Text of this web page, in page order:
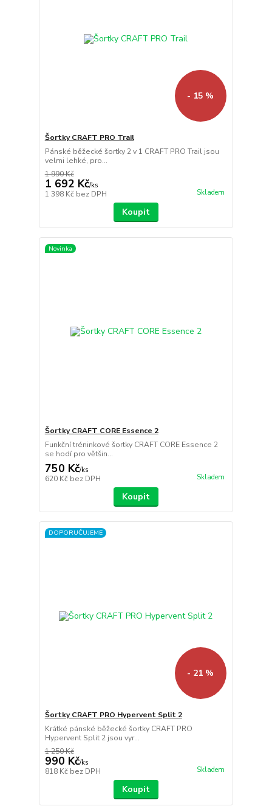
- 15 %
Šortky CRAFT PRO Trail
Pánské běžecké šortky 2 v 1 CRAFT PRO Trail jsou
velmi lehké, pro...
1 990 Kč
1 692 Kč/ks
1 398 Kč bez DPH Skladem
Koupit
Novinka
Šortky CRAFT CORE Essence 2
Funkční tréninkové šortky CRAFT CORE Essence 2
se hodí pro většin...
750 Kč/ks
620 Kč bez DPH Skladem
Koupit
DOPORUČUJEME
- 21 %
Šortky CRAFT PRO Hypervent Split 2
Krátké pánské běžecké šortky CRAFT PRO
Hypervent Split 2 jsou vyr...
1 250 Kč
990 Kč/ks
818 Kč bez DPH Skladem
Koupit